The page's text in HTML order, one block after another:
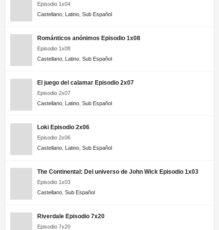
Episodio 1x04
Castellano Latino Sub Español
Románticos anónimos Episodio 1x08
Episodio 1x08
Castellano Latino Sub Español
El juego del calamar Episodio 2x07
Episodio 2x07
Castellano Latino Sub Español
Loki Episodio 2x06
Episodio 2x06
Castellano Latino Sub Español
The Continental: Del universo de John Wick Episodio 1x03
Episodio 1x03
Castellano Sub Español
Riverdale Episodio 7x20
Episodio 7x20